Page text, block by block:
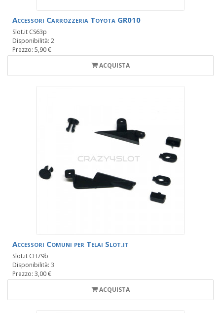
Accessori Carrozzeria Toyota GR010
Slot.it CS63p
Disponibilità: 2
Prezzo: 5,90 €
ACQUISTA
Accessori Comuni per Telai Slot.it
Slot.it CH79b
Disponibilità: 3
Prezzo: 3,00 €
ACQUISTA